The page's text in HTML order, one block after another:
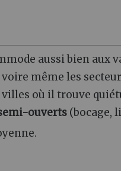
aussi bien aux
même les
où il trouve
ouverts (bocage,